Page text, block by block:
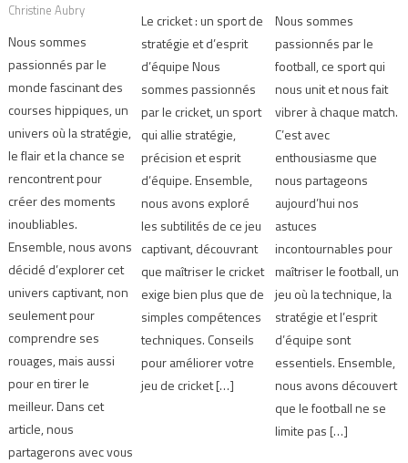
Christine Aubry
Nous sommes
passionnés par le
monde fascinant des
courses hippiques, un
univers où la stratégie,
le flair et la chance se
rencontrent pour
créer des moments
inoubliables.
Ensemble, nous avons
décidé d’explorer cet
univers captivant, non
seulement pour
comprendre ses
rouages, mais aussi
pour en tirer le
meilleur. Dans cet
article, nous
partagerons avec vous
Le cricket : un sport de
stratégie et d’esprit
d’équipe Nous
sommes passionnés
par le cricket, un sport
qui allie stratégie,
précision et esprit
d’équipe. Ensemble,
nous avons exploré
les subtilités de ce jeu
captivant, découvrant
que maîtriser le cricket
exige bien plus que de
simples compétences
techniques. Conseils
pour améliorer votre
jeu de cricket […]
Nous sommes
passionnés par le
football, ce sport qui
nous unit et nous fait
vibrer à chaque match.
C’est avec
enthousiasme que
nous partageons
aujourd’hui nos
astuces
incontournables pour
maîtriser le football, un
jeu où la technique, la
stratégie et l’esprit
d’équipe sont
essentiels. Ensemble,
nous avons découvert
que le football ne se
limite pas […]